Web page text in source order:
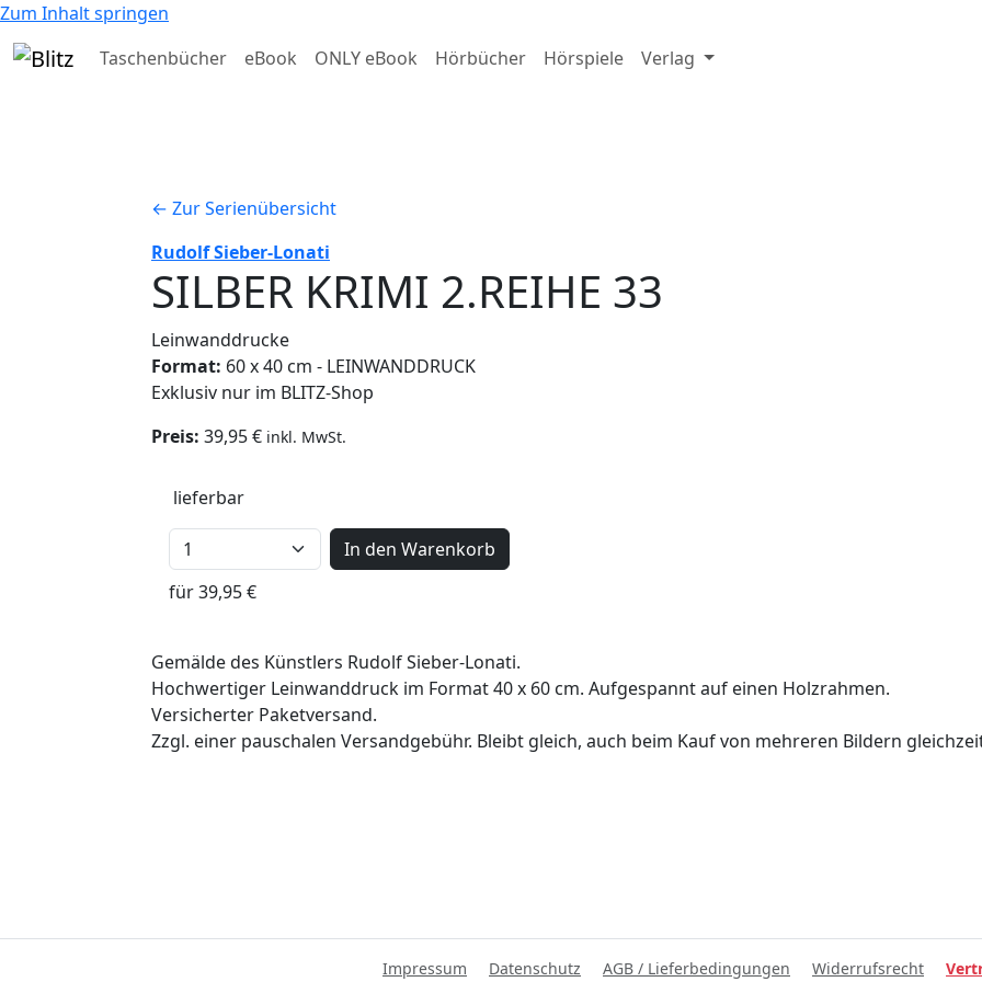
Zum Inhalt springen
Taschenbücher
eBook ONLY eBook Hörbücher Hörspiele Verlag
← Zur Serienübersicht
Rudolf Sieber-Lonati
SILBER KRIMI 2.REIHE 33
Leinwanddrucke
Format: 60 x 40 cm - LEINWANDDRUCK
Exklusiv nur im BLITZ-Shop
Preis: 39,95 € inkl. MwSt.
lieferbar
In den Warenkorb
für 39,95 €
Gemälde des Künstlers Rudolf Sieber-Lonati.
Hochwertiger Leinwanddruck im Format 40 x 60 cm. Aufgespannt auf einen Holzrahmen.
Versicherter Paketversand.
Zzgl. einer pauschalen Versandgebühr. Bleibt gleich, auch beim Kauf von mehreren Bildern
Impressum Datenschutz AGB / Lieferbedingungen Widerrufsrecht